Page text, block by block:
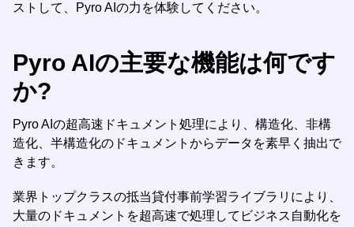
ストして、Pyro AIの力を体験してください。
Pyro AIの主要な機能は何です
か?
Pyro AIの超高速ドキュメント処理により、構造化、非構
造化、半構造化のドキュメントからデータを素早く抽出で
きます。
業界トップクラスの抵当貸付事前学習ライブラリにより、
大量のドキュメントを超高速で処理してビジネス自動化を